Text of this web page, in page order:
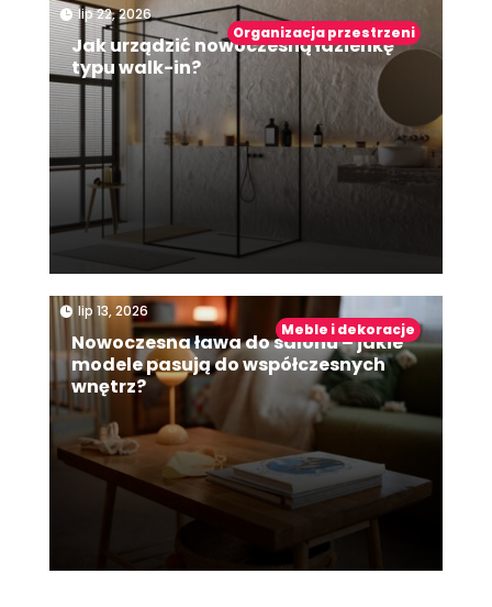
Jak urządzić nowoczesną łazienkę
typu walk-in?
lip 22, 2026|
Organizacja przestrzeni
Nowoczesna ława do salonu – jakie
modele pasują do współczesnych
wnętrz?
lip 13, 2026|
Meble i dekoracje